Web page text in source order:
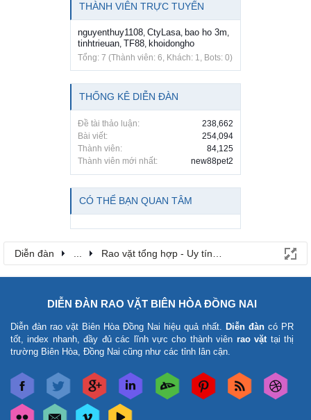
THÀNH VIÊN TRỰC TUYẾN
nguyenthuy1108, CtyLasa, bao ho 3m,
tinhtrieuan, TF88, khoidongho
Tổng: 7 (Thành viên: 6, Khách: 1, Bots: 0)
THỐNG KÊ DIỄN ĐÀN
Đề tài thảo luận:
238,662
Bài viết:
254,094
Thành viên:
84,125
Thành viên mới nhất:
new88pet2
CÓ THỂ BẠN QUAN TÂM
Diễn đàn Rao vặt tổng hợp - Uy tín - Miễn phí
DIỄN ĐÀN RAO VẶT BIÊN HÒA ĐỒNG NAI
Diễn đàn rao vặt Biên Hòa Đồng Nai hiệu quả nhất. Diễn đàn có PR
tốt, index nhanh, đầy đủ các lĩnh vực cho thành viên rao vặttại thị
trường Biên Hòa, Đồng Nai cũng như các tỉnh lân cận.